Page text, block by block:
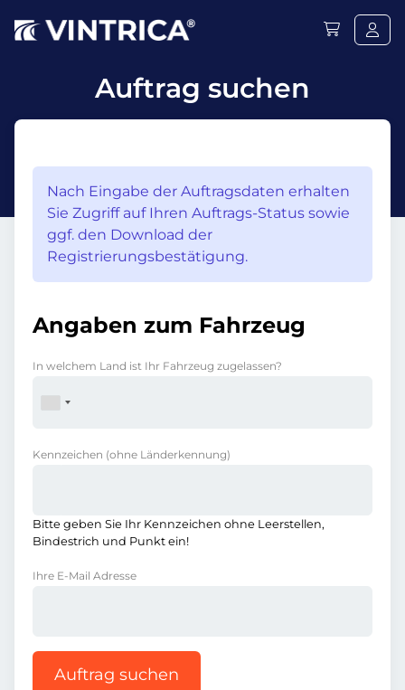
Auftrag suchen
Nach Eingabe der Auftragsdaten erhalten
Sie Zugriff auf Ihren Auftrags-Status sowie
ggf. den Download der
Registrierungsbestätigung.
Angaben zum Fahrzeug
In welchem Land ist Ihr Fahrzeug zugelassen?
Kennzeichen (ohne Länderkennung)
Bitte geben Sie Ihr Kennzeichen ohne Leerstellen,
Bindestrich und Punkt ein!
Ihre E-Mail Adresse
Auftrag suchen